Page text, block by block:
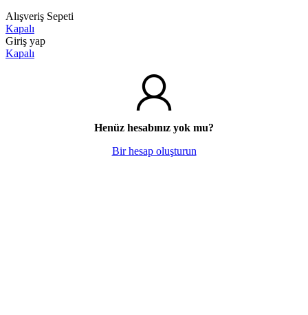
Alışveriş Sepeti
Kapalı
Giriş yap
Kapalı
Henüz hesabınız yok mu?
Bir hesap oluşturun